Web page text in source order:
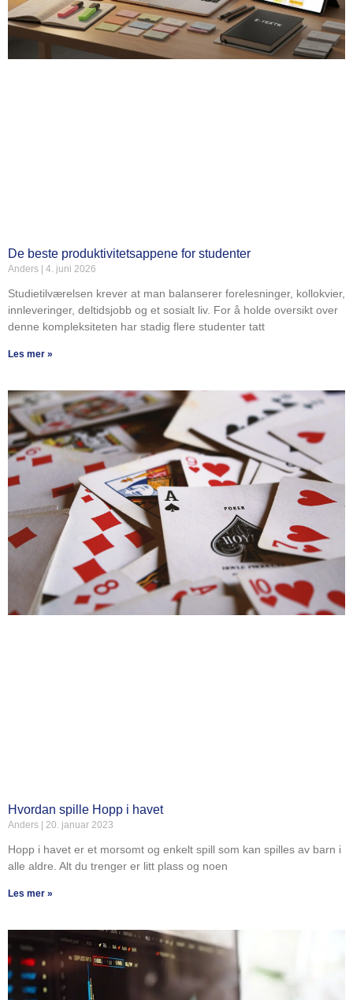
De beste produktivitetsappene for studenter
Anders 4. juni 2026
Studietilværelsen krever at man balanserer forelesninger, kollokvier,
innleveringer, deltidsjobb og et sosialt liv. For å holde oversikt over
denne kompleksiteten har stadig flere studenter tatt
Les mer »
Hvordan spille Hopp i havet
Anders 20. januar 2023
Hopp i havet er et morsomt og enkelt spill som kan spilles av barn i
alle aldre. Alt du trenger er litt plass og noen
Les mer »